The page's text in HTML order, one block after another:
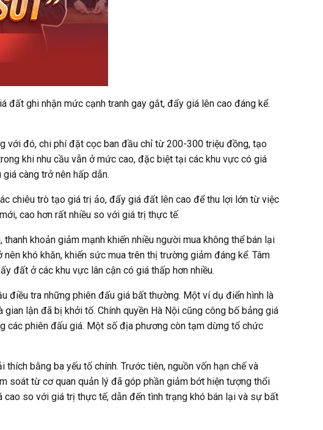
ghi nhận mức cạnh tranh gay gắt, đẩy giá lên cao đáng kể.
với đó, chi phí đặt cọc ban đầu chỉ từ 200-300 triệu đồng, tạo
khi nhu cầu vẫn ở mức cao, đặc biệt tại các khu vực có giá
càng trở nên hấp dẫn.
chiêu trò tạo giá trị ảo, đẩy giá đất lên cao để thu lợi lớn từ việc
cao hơn rất nhiều so với giá trị thực tế.
khoản giảm mạnh khiến nhiều người mua không thể bán lại
khó khăn, khiến sức mua trên thị trường giảm đáng kể. Tâm
đất ở các khu vực lân cận có giá thấp hơn nhiều.
điều tra những phiên đấu giá bất thường. Một ví dụ điển hình là
lận đã bị khởi tố. Chính quyền Hà Nội cũng công bố bảng giá
các phiên đấu giá. Một số địa phương còn tạm dừng tổ chức
bằng ba yếu tố chính. Trước tiên, nguồn vốn hạn chế và
soát từ cơ quan quản lý đã góp phần giảm bớt hiện tượng thổi
so với giá trị thực tế, dẫn đến tình trạng khó bán lại và sự bất